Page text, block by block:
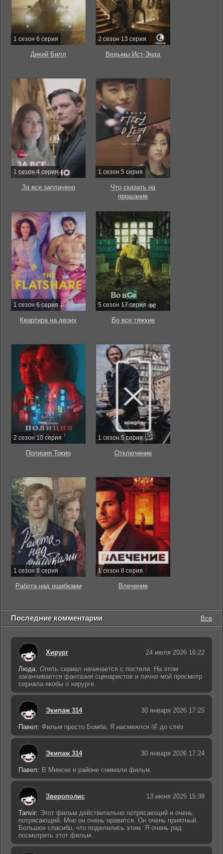
1 сезон 6 серия
Дикий Билл
2 сезон 13 серия
Ведьмы Ист-Энда
1 сезон 4 серия
За все заплачено
1 сезон 5 серия
Что сказать на
прощание
1 сезон 6 серия
Квартира на двоих
5 сезон 17 серия
Во все тяжкие
2 сезон 10 серия
Полиция Токио
1 сезон 5 серия
Отключение
1 сезон 8 серия
Работа над ошибками
1 сезон 8 серия
Влечение
Последние комментарии Все
Хирург 24 июля 2026 16:22
Люда: Опять сериал начинается с постели. На этом
заканчивается фантазия сценаристов и лично мой просмотр
сериала якобы о хирурге.
Экипаж 314 30 января 2026 17:25
Павел: Фильм просто Бомба. Я насмеялся 🤣 до слёз
Экипаж 314 30 января 2026 17:24
Павел: В Минске и районе снимали фильм.
Зверополис 13 июня 2025 15:38
Tanvir: Этот фильм действительно потрясающий и очень
потрясающий. Мне он очень нравится. Он очень приятный.
Большое спасибо, что поделились этим. Я очень рад
посмотреть этот фильм.